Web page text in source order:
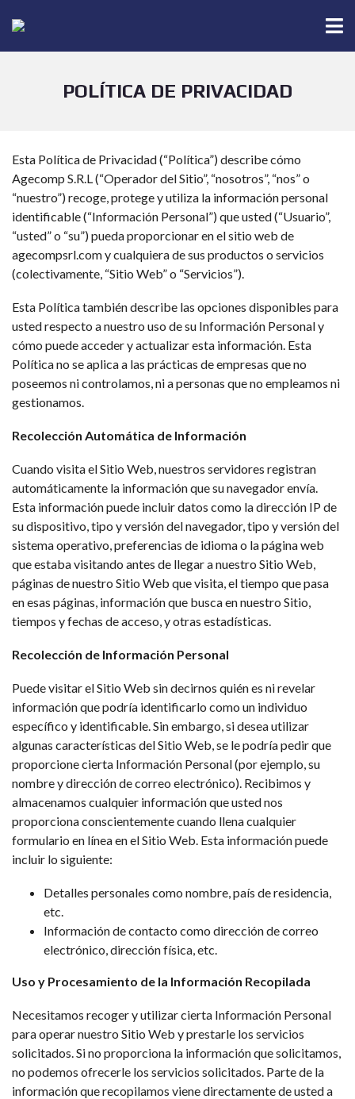
POLÍTICA DE PRIVACIDAD
Esta Política de Privacidad (“Política”) describe cómo
Agecomp S.R.L (“Operador del Sitio”, “nosotros”, “nos” o
“nuestro”) recoge, protege y utiliza la información personal
identificable (“Información Personal”) que usted (“Usuario”,
“usted” o “su”) pueda proporcionar en el sitio web de
agecompsrl.com y cualquiera de sus productos o servicios
(colectivamente, “Sitio Web” o “Servicios”).
Esta Política también describe las opciones disponibles para
usted respecto a nuestro uso de su Información Personal y
cómo puede acceder y actualizar esta información. Esta
Política no se aplica a las prácticas de empresas que no
poseemos ni controlamos, ni a personas que no empleamos ni
gestionamos.
Recolección Automática de Información
Cuando visita el Sitio Web, nuestros servidores registran
automáticamente la información que su navegador envía.
Esta información puede incluir datos como la dirección IP de
su dispositivo, tipo y versión del navegador, tipo y versión del
sistema operativo, preferencias de idioma o la página web
que estaba visitando antes de llegar a nuestro Sitio Web,
páginas de nuestro Sitio Web que visita, el tiempo que pasa
en esas páginas, información que busca en nuestro Sitio,
tiempos y fechas de acceso, y otras estadísticas.
Recolección de Información Personal
Puede visitar el Sitio Web sin decirnos quién es ni revelar
información que podría identificarlo como un individuo
específico y identificable. Sin embargo, si desea utilizar
algunas características del Sitio Web, se le podría pedir que
proporcione cierta Información Personal (por ejemplo, su
nombre y dirección de correo electrónico). Recibimos y
almacenamos cualquier información que usted nos
proporciona conscientemente cuando llena cualquier
formulario en línea en el Sitio Web. Esta información puede
incluir lo siguiente:
Detalles personales como nombre, país de residencia,
etc.
Información de contacto como dirección de correo
electrónico, dirección física, etc.
Uso y Procesamiento de la Información Recopilada
Necesitamos recoger y utilizar cierta Información Personal
para operar nuestro Sitio Web y prestarle los servicios
solicitados. Si no proporciona la información que solicitamos,
no podemos ofrecerle los servicios solicitados. Parte de la
información que recopilamos viene directamente de usted a